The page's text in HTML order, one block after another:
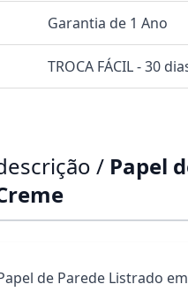
Garantia de 1 Ano
TROCA FÁCIL - 30
/ Papel
de Parede Listrado